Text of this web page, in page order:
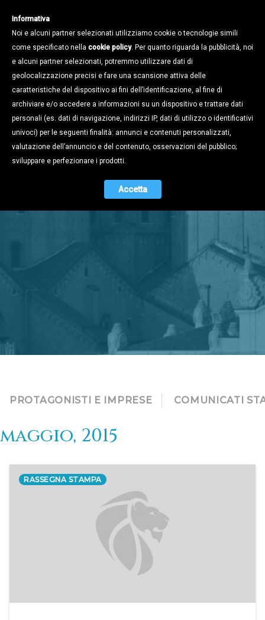
Stampa e
Territorio
PROTAGONISTI E IMPRESE COMUNICATI
maggio, 2015
RASSEGNA STAMPA
Informativa
Noi e alcuni partner selezionati utilizziamo cookie o tecnologie simili
come specificato nella cookie policy. Per quanto riguarda la pubblicità, noi
e alcuni partner selezionati, potremmo utilizzare dati di
geolocalizzazione precisi e fare una scansione attiva delle
caratteristiche del dispositivo ai fini dell’identificazione, al fine di
archiviare e/o accedere a informazioni su un dispositivo e trattare dati
personali (es. dati di navigazione, indirizzi IP, dati di utilizzo o identificativi
univoci) per le seguenti finalità: annunci e contenuti personalizzati,
valutazione dell’annuncio e del contenuto, osservazioni del pubblico;
sviluppare e perfezionare i prodotti.
Accetta